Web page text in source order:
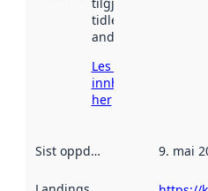
tidlegare
andre stader.
Les meir om
innhenting
her
Sist oppdatert 9. mai